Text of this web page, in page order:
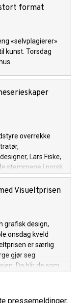
format
«selvplagierer»
kunst. Torsdag
overrekke
Lars Fiske,
stemmene i norsk
utdelt siden
for
rolle i dagens
univers av visuell
avib, eller ta
Lars Fiske – en
stor glede Grafill
– en ærespris
Visueltprisen
grafisk design,
onsdag kveld
er særlig
gjør seg
Da blir de som
Lene Renneflott. I
pressemeldinger,